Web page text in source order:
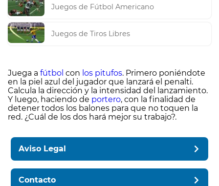
Juegos de Fútbol Americano
Juegos de Tiros Libres
Juega a fútbol con los pitufos. Primero poniéndote
en la piel azul del jugador que lanzará el penalti.
Calcula la dirección y la intensidad del lanzamiento.
Y luego, haciendo de portero, con la finalidad de
detener todos los balones para que no toquen la
red. ¿Cuál de los dos hará mejor su trabajo?.
Aviso Legal
Contacto